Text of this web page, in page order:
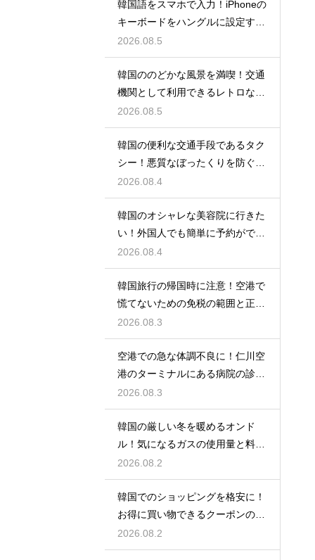
韓国語をスマホで入力！iPhoneの
キーボードをハングルに設定する
手順
2026.08.5
韓国ののどかな風景を満喫！交通
機関として利用できるレトロな観
光の馬車
2026.08.5
韓国の便利な交通手段であるタク
シー！悪質なぼったくりを防ぐ確
実な対策
2026.08.4
韓国のオシャレな美容院に行きた
い！外国人でも簡単に予約ができ
るアプリ
2026.08.4
韓国旅行の帰国時に注意！空港で
慌てないための免税の範囲と正し
い計算
2026.08.3
空港での急な体調不良に！仁川空
港のターミナルにある病院の診療
時間
2026.08.3
韓国の厳しい冬を暖めるオンド
ル！気になるガスの使用量と料金
の目安
2026.08.2
韓国でのショッピングを格安に！
お得に買い物できるクーポンの賢
い探し方
2026.08.2